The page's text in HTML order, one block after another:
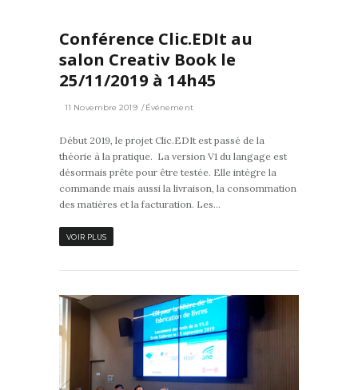
Conférence Clic.EDIt au
salon Creativ Book le
25/11/2019 à 14h45
11 Novembre 2019 Événement
Début 2019, le projet Clic.EDIt est passé de la
théorie à la pratique. La version V1 du langage est
désormais prête pour être testée. Elle intègre la
commande mais aussi la livraison, la consommation
des matières et la facturation. Les...
VOIR PLUS